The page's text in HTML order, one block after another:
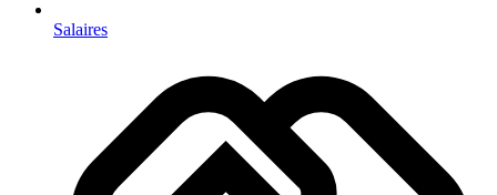
Salaires